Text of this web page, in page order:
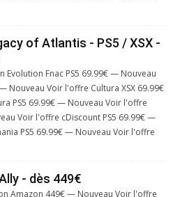
of Atlantis - PS5 / XSX -
Evolution Fnac PS5 69.99€ — Nouveau
Nouveau Voir l'offre Cultura XSX 69.99€
PS5 69.99€ — Nouveau Voir l'offre
Voir l'offre cDiscount PS5 69.99€ —
PS5 69.99€ — Nouveau Voir l'offre
- dès 449€
Amazon 449€ — Nouveau Voir l'offre